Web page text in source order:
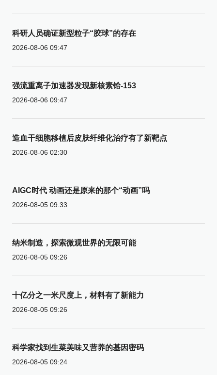
科研人员确证新型粒子“胶球”的存在
2026-08-06 09:47
强流重离子加速器发现新核素铪-153
2026-08-06 09:47
造血干细胞移植后皮肤纤维化治疗有了新靶点
2026-08-06 02:30
AIGC时代 动画还是原来的那个“动画”吗
2026-08-05 09:33
纳米制造，探索微观世界的无限可能
2026-08-05 09:26
十亿分之一米尺度上，材料有了新能力
2026-08-05 09:26
科学家找到生菜美味又营养的基因密码
2026-08-05 09:24